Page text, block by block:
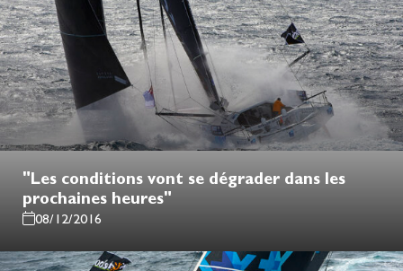
"Les conditions vont se dégrader dans les
prochaines heures"
08/12/2016